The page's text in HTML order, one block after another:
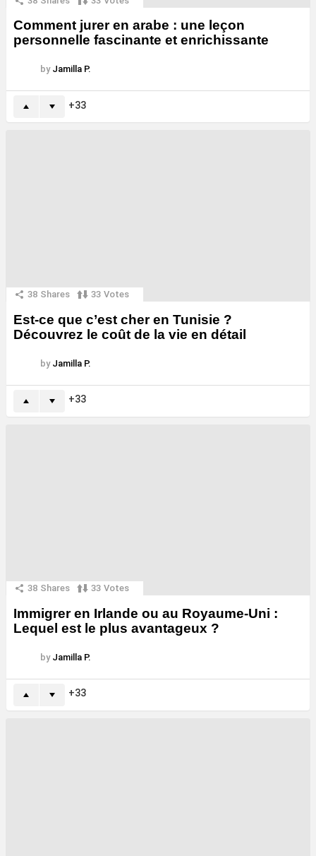
Comment jurer en arabe : une leçon
personnelle fascinante et enrichissante
by Jamilla P.
33
38 Shares 33 Votes
Est-ce que c’est cher en Tunisie ?
Découvrez le coût de la vie en détail
by Jamilla P.
33
38 Shares 33 Votes
Immigrer en Irlande ou au Royaume-Uni :
Lequel est le plus avantageux ?
by Jamilla P.
33